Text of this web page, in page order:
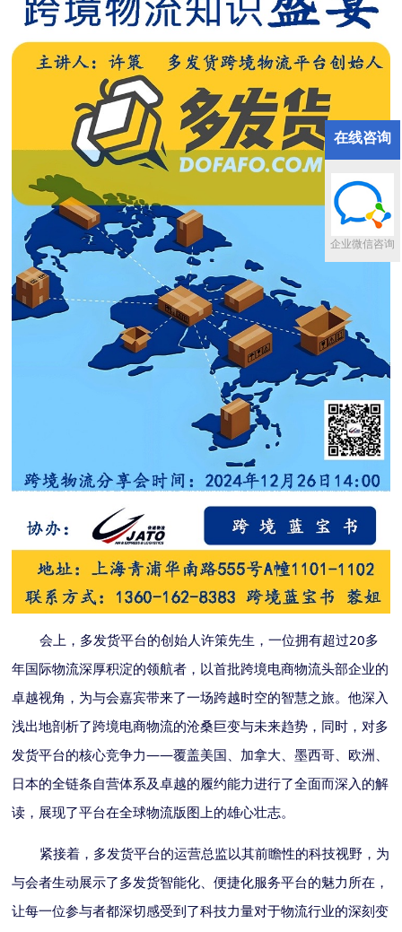
会上，多发货平台的创始人许策先生，一位拥有超过20多
年国际物流深厚积淀的领航者，以首批跨境电商物流头部企业的
卓越视角，为与会嘉宾带来了一场跨越时空的智慧之旅。他深入
浅出地剖析了跨境电商物流的沧桑巨变与未来趋势，同时，对多
发货平台的核心竞争力——覆盖美国、加拿大、墨西哥、欧洲、
日本的全链条自营体系及卓越的履约能力进行了全面而深入的解
读，展现了平台在全球物流版图上的雄心壮志。
紧接着，多发货平台的运营总监以其前瞻性的科技视野，为
与会者生动展示了多发货智能化、便捷化服务平台的魅力所在，
让每一位参与者都深切感受到了科技力量对于物流行业的深刻变
在线咨询
企业微信咨询